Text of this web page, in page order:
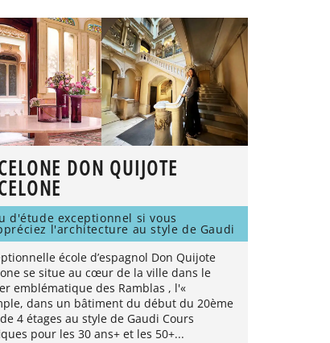
DON QUIJOTE
d'étude exceptionnel si vous
l'architecture au style de Gaudi
école d’espagnol Don Quijote
se situe au cœur de la ville dans le
emblématique des Ramblas , l'«
dans un bâtiment du début du 20ème
4 étages au style de Gaudi Cours
pour les 30 ans+ et les 50+...